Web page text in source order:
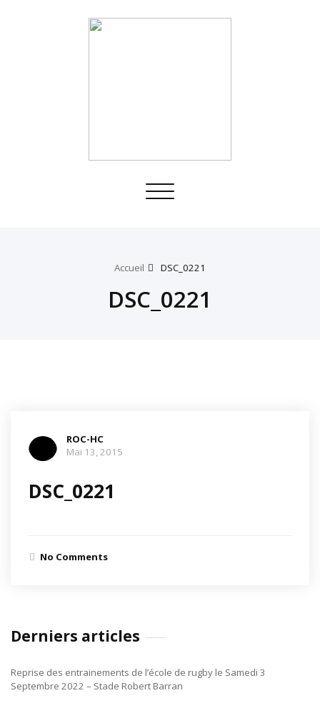
Toggle
Accueil DSC_0221
DSC_0221
ROC-HC
Mai 13, 2015
DSC_0221
No Comments
Derniers articles
Reprise des entrainements de l’école de rugby le Samedi 3
Septembre 2022 – Stade Robert Barran